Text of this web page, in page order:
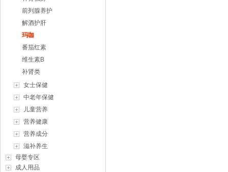
前列腺养护
解酒护肝
玛咖
番茄红素
维生素B
补肾类
女士保健
中老年保健
儿童营养
营养健康
营养成分
滋补养生
母婴专区
成人用品